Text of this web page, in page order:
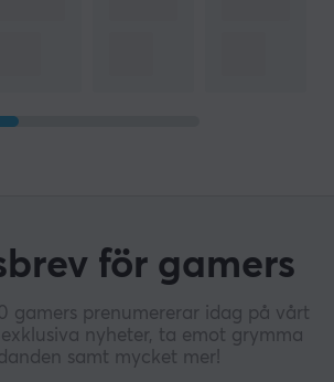
för gamers
gamers prenumererar idag på vårt
exklusiva nyheter, ta emot grymma
samt mycket mer!